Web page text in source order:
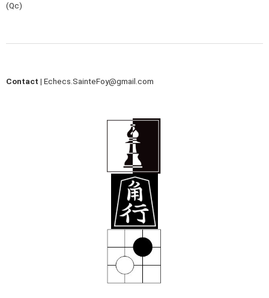
(Qc)
Contact | Echecs.SainteFoy@gmail.com